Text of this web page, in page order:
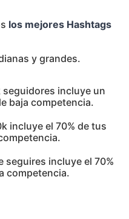
los mejores Hashtags
y grandes.
seguidores incluye un
baja competencia.
incluye el 70% de tus
seguires incluye el 70%
competencia.